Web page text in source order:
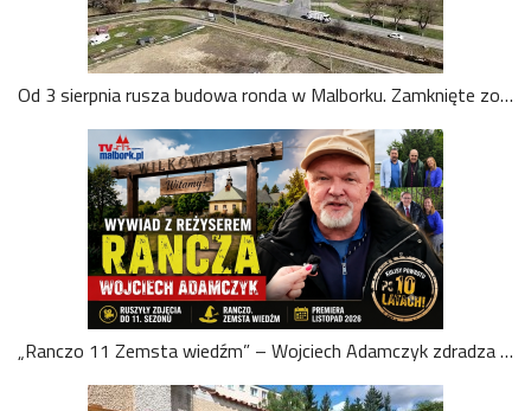
Od 3 sierpnia rusza budowa ronda w Malborku. Zamknięte zostanie skrzyżowanie ul. Kotarbińskiego i Konopnickiej, będą objazdy
„Ranczo 11 Zemsta wiedźm” – Wojciech Adamczyk zdradza kulisy powrotu kultowego serialu. Zobacz nasz wywiad!